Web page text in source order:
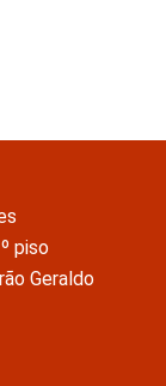
piso
Geraldo